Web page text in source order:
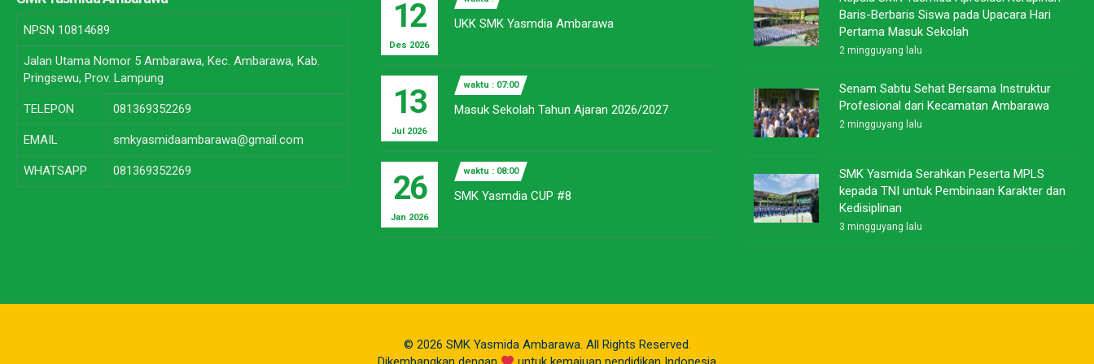
NPSN 10814689
Jalan Utama Nomor 5 Ambarawa, Kec. Ambarawa, Kab.
Pringsewu, Prov. Lampung
TELEPON 081369352269
EMAIL smkyasmidaambarawa@gmail.com
WHATSAPP 081369352269
12
Des 2026
UKK SMK Yasmdia Ambarawa
13
Jul 2026
waktu : 07:00
Masuk Sekolah Tahun Ajaran 2026/2027
26
Jan 2026
waktu : 08:00
SMK Yasmdia CUP #8
Baris-Berbaris Siswa pada Upacara Hari
Pertama Masuk Sekolah
2 mingguyang lalu
Senam Sabtu Sehat Bersama Instruktur
Profesional dari Kecamatan Ambarawa
2 mingguyang lalu
SMK Yasmida Serahkan Peserta MPLS
kepada TNI untuk Pembinaan Karakter dan
Kedisiplinan
3 mingguyang lalu
© 2026 SMK Yasmida Ambarawa. All Rights Reserved.